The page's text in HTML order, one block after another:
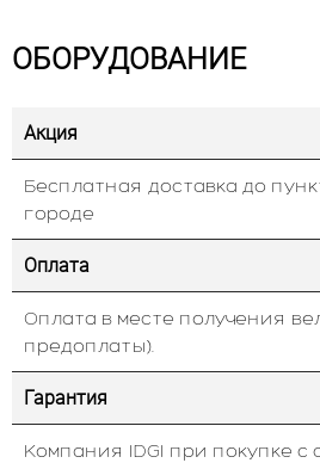
ОБОРУДОВАНИЕ
Акция
Бесплатная доставка до
городе
Оплата
Оплата в месте получения
предоплаты).
Гарантия
Компания IDGI при покупке с